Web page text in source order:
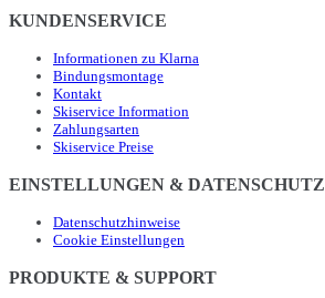
KUNDENSERVICE
Informationen zu Klarna
Bindungsmontage
Kontakt
Skiservice Information
Zahlungsarten
Skiservice Preise
EINSTELLUNGEN & DATENSCHUTZ
Datenschutzhinweise
Cookie Einstellungen
PRODUKTE & SUPPORT